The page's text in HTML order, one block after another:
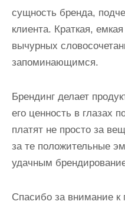
сущность бренда,
клиента. Краткая,
вычурных
запоминающимся.
Брендинг делает
его ценность в глазах
платят не просто за
за те положительные
удачным
Спасибо за внимание к